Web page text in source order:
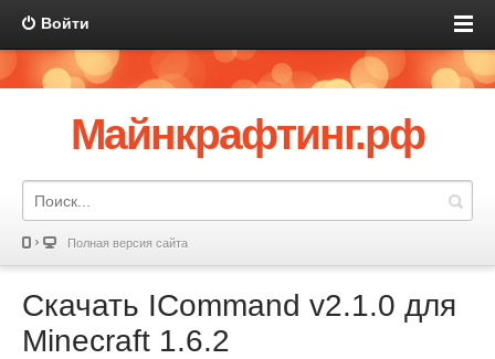
Войти
Майнкрафтинг.рф
Полная версия сайта
Скачать ICommand v2.1.0 для
Minecraft 1.6.2